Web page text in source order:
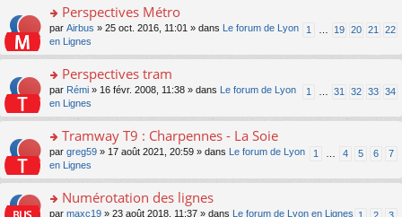
ré
c
e
nt
le
u
c
e
nt
n
o
n
lu
le
u
c
e
nt
s
s
a
n
o
n
lu
le
u
c
e
er
le
m
e
s
s
a
n
o
n
lu
le
o
n
s
er
le
m
e
s
s
a
n
Perspectives Métro
1 19 20 21 22
par Airbus » 25 oct. 2016, 11:01 » dans
Le forum de Lyon
en Lignes
o
n
s
er
le
m
e
s
s
Perspectives tram
1 31 32 33 34
par Rémi » 16 févr. 2008, 11:38 » dans
Le forum de Lyon
en Lignes
o
n
s
er
Tramway T9 : Charpennes - La Soie
1 4 5 6 7
par greg59 » 17 août 2021, 20:59 » dans
Le forum de Lyon
en Lignes
o
Numérotation des lignes
par maxc19 » 23 août 2018, 11:37 » dans Le forum de Lyon en Lignes